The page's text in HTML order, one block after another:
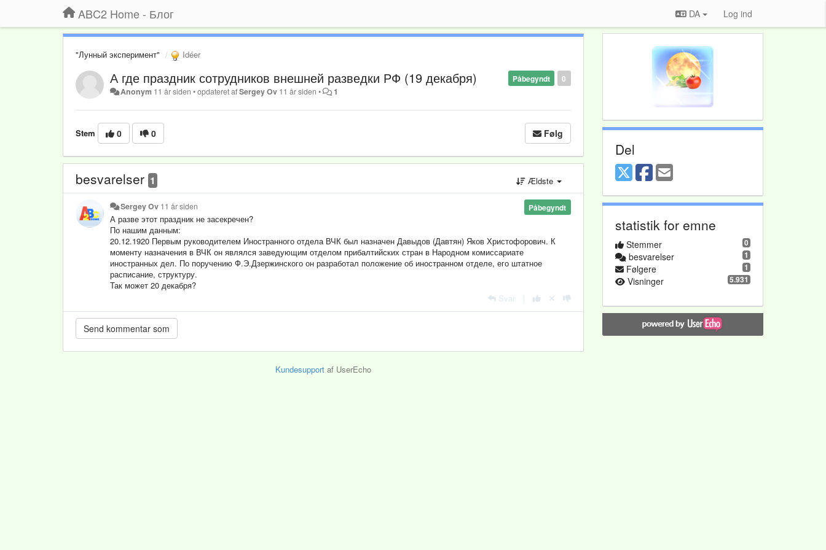
ABC2 Home - Блог DA Log ind
"Лунный эксперимент" Idéer
0
Påbegyndt
А где праздник сотрудников внешней разведки РФ (19 декабря)
Anonym 11 år siden •opdateret afSergey Ov 11 år siden • 1
Stem 0 0 Følg
besvarelser 1 Ældste
Påbegyndt
Sergey Ov 11 år siden
А разве этот праздник не засекречен?
По нашим данным:
20.12.1920 Первым руководителем Иностранного отдела ВЧК был назначен Давыдов (Давтян) Яков Христофорович. К
моменту назначения в ВЧК он являлся заведующим отделом прибалтийских стран в Народном комиссариате
иностранных дел. По поручению Ф.Э.Дзержинского он разработал положение об иностранном отделе, его штатное
расписание, структуру.
Так может 20 декабря?
Svar
Kundesupportaf UserEcho
Del
statistik for emne
0
Stemmer
1
besvarelser
1
Følgere
5.931
Visninger